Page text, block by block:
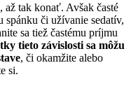
tak konať. Avšak časté
či užívanie sedatív,
sa tiež častému príjmu
tieto závislosti sa môžu
, či okamžite alebo
si.